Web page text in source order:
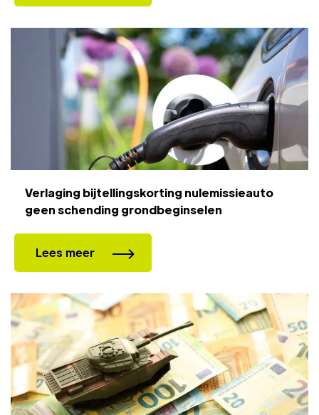
Verlaging bijtellingskorting nulemissieauto
geen schending grondbeginselen
Lees meer